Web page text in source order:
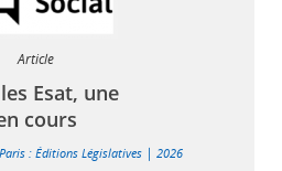
Article
Esat, une
cours
Paris : Éditions Législatives | 2026